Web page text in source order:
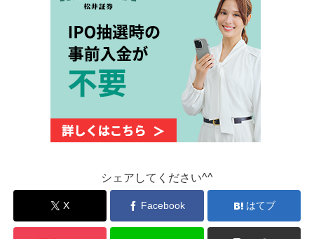
シェアしてください^^
X Facebook はてブ